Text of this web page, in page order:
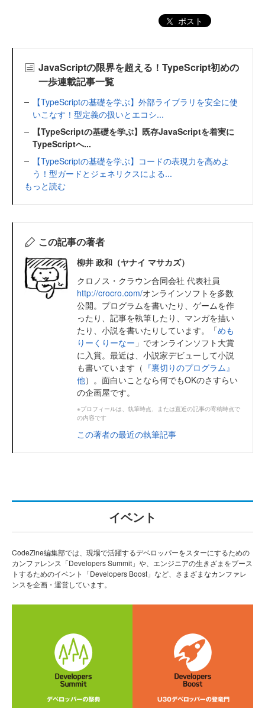
ポスト
JavaScriptの限界を超える！TypeScript初めの
一歩連載記事一覧
【TypeScriptの基礎を学ぶ】外部ライブラリを安全に使
いこなす！型定義の扱いとエコシ...
【TypeScriptの基礎を学ぶ】既存JavaScriptを着実に
TypeScriptへ...
【TypeScriptの基礎を学ぶ】コードの表現力を高めよ
う！型ガードとジェネリクスによる...
もっと読む
この記事の著者
柳井 政和（ヤナイ マサカズ）
クロノス・クラウン合同会社 代表社員
http://crocro.com/オンラインソフトを多数
公開。プログラムを書いたり、ゲームを作
ったり、記事を執筆したり、マンガを描い
たり、小説を書いたりしています。「めも
りーくりーなー 」でオンラインソフト大賞
に入賞。最近は、小説家デビューして小説
も書いています（ 『裏切りのプログラム』
他）。面白いことなら何でもOKのさすらい
の企画屋です。
※プロフィールは、執筆時点、または直近の記事の寄稿時点で
の内容です
この著者の最近の執筆記事
イベント
CodeZine編集部では、現場で活躍するデベロッパーをスターにするための
カンファレンス「Developers Summit」や、エンジニアの生きざまをブース
トするためのイベント「Developers Boost」など、さまざまなカンファレ
ンスを企画・運営しています。